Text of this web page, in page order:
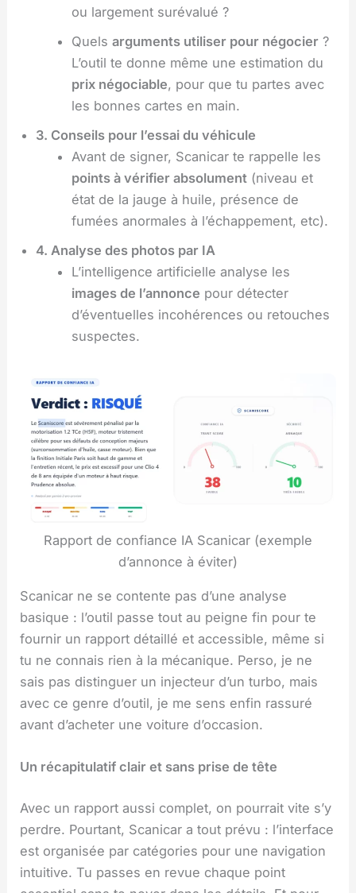
ou largement surévalué ?
Quels arguments utiliser pour négocier?
L’outil te donne même une estimation du
prix négociable, pour que tu partes avec
les bonnes cartes en main.
3. Conseils pour l’essai du véhicule
Avant de signer, Scanicar te rappelle les
points à vérifier absolument(niveau et
état de la jauge à huile, présence de
fumées anormales à l’échappement, etc).
4. Analyse des photos par IA
L’intelligence artificielle analyse les
images de l’annonce pour détecter
d’éventuelles incohérences ou retouches
suspectes.
Rapport de confiance IA Scanicar (exemple
d’annonce à éviter)
Scanicar ne se contente pas d’une analyse
basique : l’outil passe tout au peigne fin pour te
fournir un rapport détaillé et accessible, même si
tu ne connais rien à la mécanique. Perso, je ne
sais pas distinguer un injecteur d’un turbo, mais
avec ce genre d’outil, je me sens enfin rassuré
avant d’acheter une voiture d’occasion.
Un récapitulatif clair et sans prise de tête
Avec un rapport aussi complet, on pourrait vite s’y
perdre. Pourtant, Scanicar a tout prévu : l’interface
est organisée par catégories pour une navigation
intuitive. Tu passes en revue chaque point